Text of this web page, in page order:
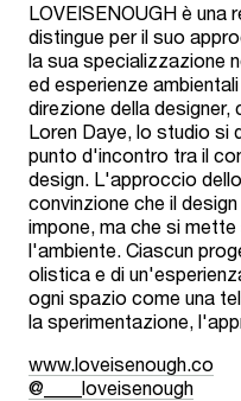
LOVEISENOUGH è una
distingue per il suo
la sua specializzazione
ed esperienze
direzione della
Loren Daye, lo studio si
punto d'incontro tra il
design. L'approccio
convinzione che il
impone, ma che si
l'ambiente. Ciascun
olistica e di
ogni spazio come una
la sperimentazione,
www.loveisenough.co
@____loveisenough